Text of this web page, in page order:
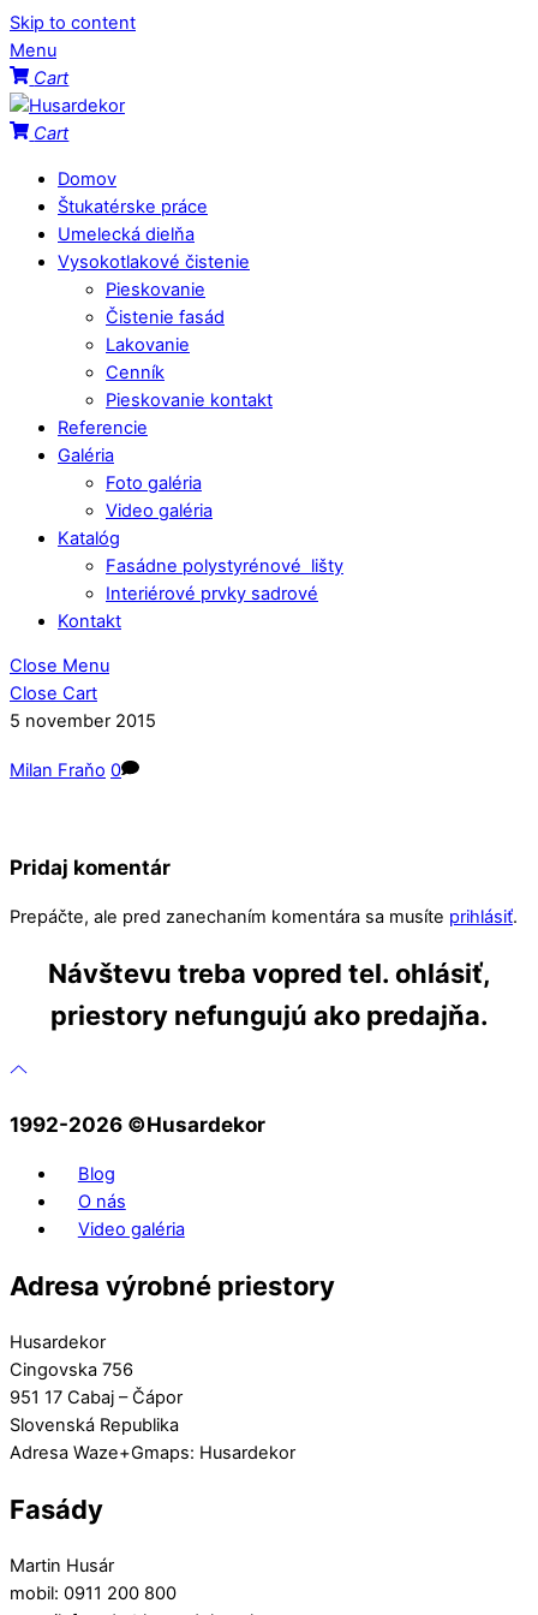
Skip to content
Menu
Cart
Cart
Domov
Štukatérske práce
Umelecká dielňa
Vysokotlakové čistenie
Pieskovanie
Čistenie fasád
Lakovanie
Cenník
Pieskovanie kontakt
Referencie
Galéria
Foto galéria
Video galéria
Katalóg
Fasádne polystyrénové lišty
Interiérové prvky sadrové
Kontakt
Close Menu
Close Cart
5 november 2015
Milan Fraňo 0
Pridaj komentár
Prepáčte, ale pred zanechaním komentára sa musíte prihlásiť.
Návštevu treba vopred tel. ohlásiť,
priestory nefungujú ako predajňa.
1992-2026 ©️Husardekor
Blog
O nás
Video galéria
Adresa výrobné priestory
Husardekor
Cingovska 756
951 17 Cabaj – Čápor
Slovenská Republika
Adresa Waze+Gmaps: Husardekor
Fasády
Martin Husár
mobil: 0911 200 800